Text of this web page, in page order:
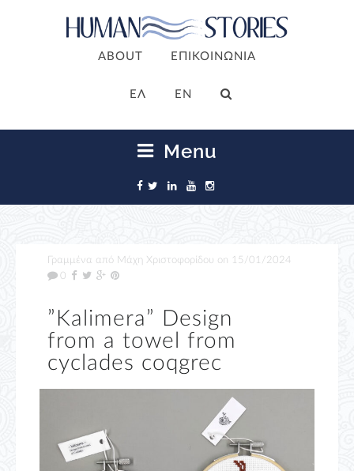
ABOUT ΕΠΙΚΟΙΝΩΝΙΑ
ΕΛ EN
Menu
Γραμμένα από Μάχη Χριστοφορίδου on 15/01/2024
0
”Kalimera” Design
from a towel from
cyclades coqgrec